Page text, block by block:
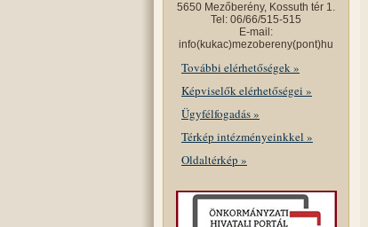
5650 Mezőberény, Kossuth tér 1.
Tel: 06/66/515-515
E-mail:
info(kukac)mezobereny(pont)hu
További elérhetőségek »
Képviselők elérhetőségei »
Ügyfélfogadás »
Térkép intézményeinkkel »
Oldaltérkép »